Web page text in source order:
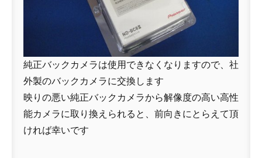
純正バックカメラは使用できなくなりますので、社
外製のバックカメラに交換します
映りの悪い純正バックカメラから解像度の高い高性
能カメラに取り換えられると、前向きにとらえて頂
ければ幸いです